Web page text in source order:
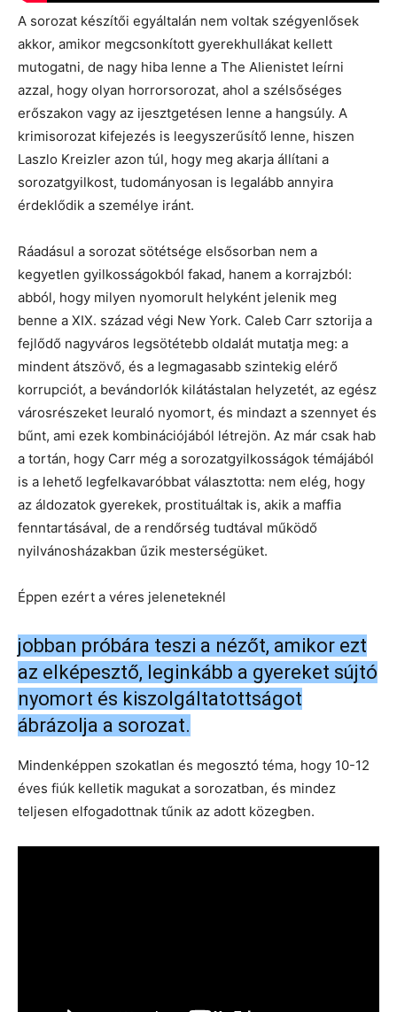
A sorozat készítői egyáltalán nem voltak szégyenlősek
akkor, amikor megcsonkított gyerekhullákat kellett
mutogatni, de nagy hiba lenne a The Alienistet leírni
azzal, hogy olyan horrorsorozat, ahol a szélsőséges
erőszakon vagy az ijesztgetésen lenne a hangsúly. A
krimisorozat kifejezés is leegyszerűsítő lenne, hiszen
Laszlo Kreizler azon túl, hogy meg akarja állítani a
sorozatgyilkost, tudományosan is legalább annyira
érdeklődik a személye iránt.
Ráadásul a sorozat sötétsége elsősorban nem a
kegyetlen gyilkosságokból fakad, hanem a korrajzból:
abból, hogy milyen nyomorult helyként jelenik meg
benne a XIX. század végi New York. Caleb Carr sztorija a
fejlődő nagyváros legsötétebb oldalát mutatja meg: a
mindent átszövő, és a legmagasabb szintekig elérő
korrupciót, a bevándorlók kilátástalan helyzetét, az egész
városrészeket leuraló nyomort, és mindazt a szennyet és
bűnt, ami ezek kombinációjából létrejön. Az már csak hab
a tortán, hogy Carr még a sorozatgyilkosságok témájából
is a lehető legfelkavaróbbat választotta: nem elég, hogy
az áldozatok gyerekek, prostituáltak is, akik a maffia
fenntartásával, de a rendőrség tudtával működő
nyilvánosházakban űzik mesterségüket.
Éppen ezért a véres jeleneteknél
jobban próbára teszi a nézőt, amikor ezt
az elképesztő, leginkább a gyereket sújtó
nyomort és kiszolgáltatottságot
ábrázolja a sorozat.
Mindenképpen szokatlan és megosztó téma, hogy 10-12
éves fiúk kelletik magukat a sorozatban, és mindez
teljesen elfogadottnak tűnik az adott közegben.